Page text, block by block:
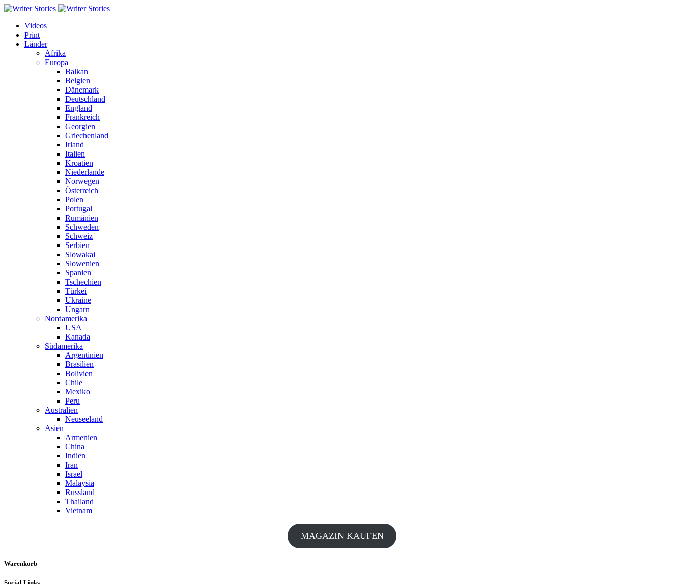
Videos
Print
Länder
Afrika
Europa
Balkan
Belgien
Dänemark
Deutschland
England
Frankreich
Georgien
Griechenland
Irland
Italien
Kroatien
Niederlande
Norwegen
Österreich
Polen
Portugal
Rumänien
Schweden
Schweiz
Serbien
Slowakai
Slowenien
Spanien
Tschechien
Türkei
Ukraine
Ungarn
Nordamerika
USA
Kanada
Südamerika
Argentinien
Brasilien
Bolivien
Chile
Mexiko
Peru
Australien
Neuseeland
Asien
Armenien
China
Indien
Iran
Israel
Malaysia
Russland
Thailand
Vietnam
MAGAZIN KAUFEN
Warenkorb